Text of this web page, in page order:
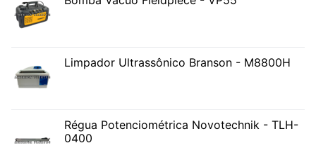
Limpador Ultrassônico Branson - M8800H
Régua Potenciométrica Novotechnik - TLH-
0400